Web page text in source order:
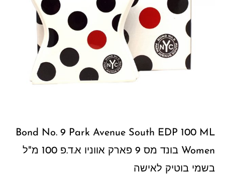
Bond No. 9 Park Avenue South EDP 100 ML
Women בונד מס 9 פארק אווניו א.ד.פ 100 מ"ל
בשמי בוטיק לאישה